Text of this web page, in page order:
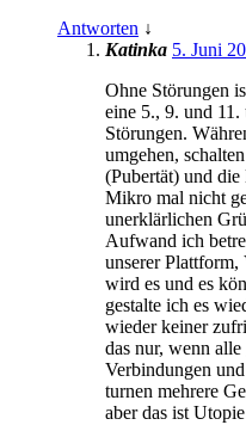
Antworten ↓
Katinka 5. Juni
Ohne Störungen
eine 5., 9. und
Störungen.
umgehen,
(Pubertät) und
Mikro mal nicht
unerklärlichen
Aufwand ich
unserer
wird es und es
gestalte ich es
wieder keiner
das nur, wenn
Verbindungen
turnen mehrere
aber das ist